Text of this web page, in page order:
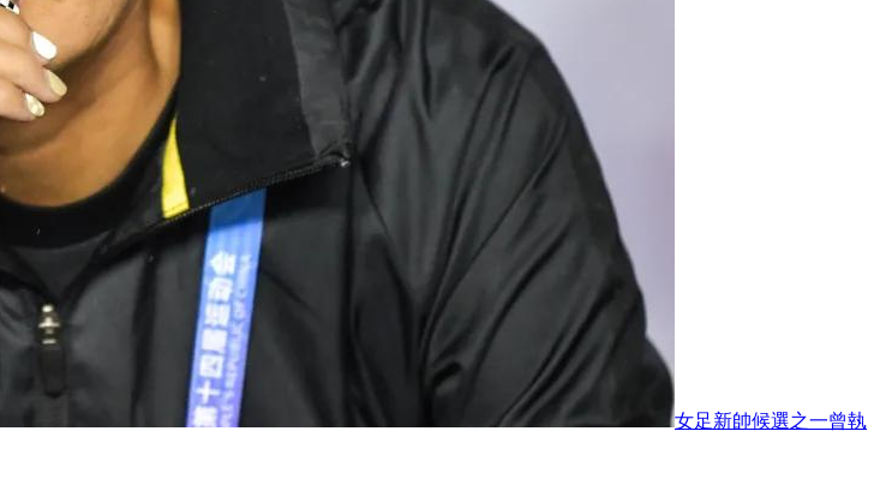
女足新帥候選之一曾執